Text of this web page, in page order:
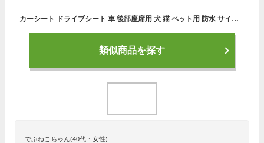
カーシート ドライブシート 車 後部座席用 犬 猫 ペット用 防水 サイズ調節 キズ防止 汚れ防止 衛生 折りたたみ 取り付け簡単 大きいサイズ 車載 アウトドア ドライブ キャンプ 海 ドッグラン 雨の日 泥汚れ ギフト プレゼント 贈り物 送料無料
類似商品を探す
でぶねこちゃん(40代・女性)